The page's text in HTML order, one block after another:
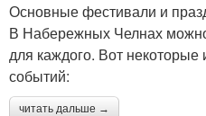
Основные фестивали и
В Набережных Челнах
для каждого. Вот
событий:
читать дальше →